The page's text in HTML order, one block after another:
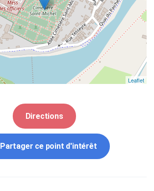
Leaflet
Directions
Partager ce point d'intérêt